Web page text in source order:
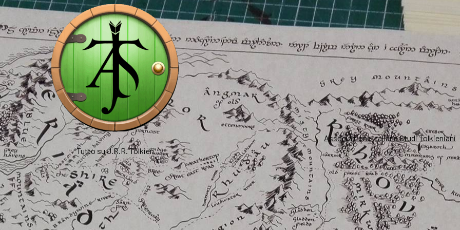
Associazione Italiana Studi Tolkieniani
Tutto su J.R.R. Tolkien